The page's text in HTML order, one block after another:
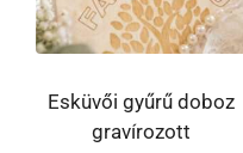
Esküvői gyűrű doboz
gravírozott